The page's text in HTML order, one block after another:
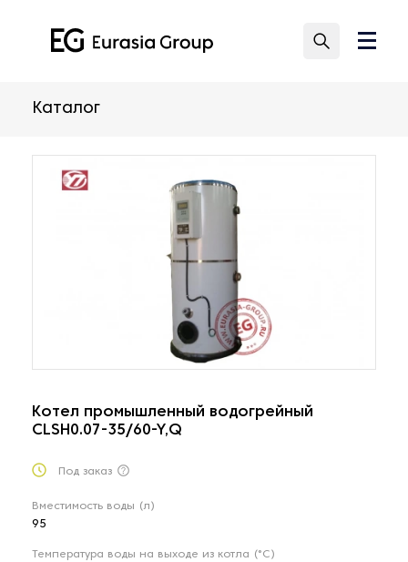
Каталог
Котел промышленный водогрейный
CLSH0.07-35/60-Y,Q
Под заказ
Вместимость воды (л)
95
Температура воды на выходе из котла (°С)